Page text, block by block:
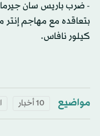
- ضرب باريس سان جيرمان
بتعاقده مع مهاجم إنتر
كيلور نافاس.
مواضيع 10 أخبار